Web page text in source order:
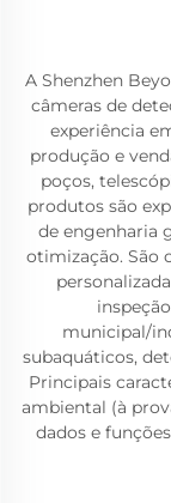
A Shenzhen
câmeras de
experiência
produção e
poços,
produtos são
de engenharia
otimização. São
municipal/
subaquáticos,
Principais
ambiental (à
dados e